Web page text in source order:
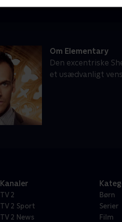
Om Elementary
Den excentriske
et usædvanligt
Kanaler
TV 2
TV 2 Sport
TV 2 News
Børn
Serier
Film